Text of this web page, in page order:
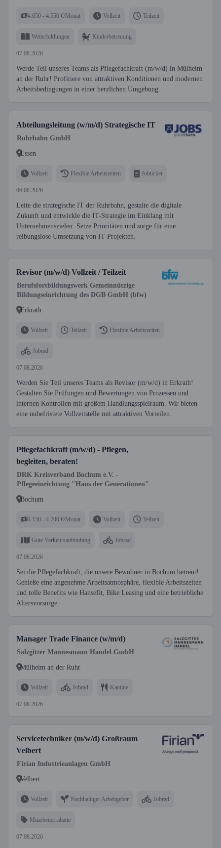
4.050 - 4.550 €/Monat Vollzeit Teilzeit
Weiterbildungen Kinderbetreuung
07.08.2026
Werde Teil unseres Teams als Pflegefachkraft (m/w/d) in Mülheim
an der Ruhr! Profitiere von attraktiven Konditionen und modernen
Arbeitsbedingungen in einer herzlichen Umgebung.
Abteilungsleitung (w/m/d) Strategische IT
Ruhrbahn GmbH
Essen
Vollzeit Flexible Arbeitszeiten Jobticket
06.08.2026
Leite die strategische IT der Ruhrbahn, gestalte die digitale
Zukunft und entwickle die IT-Strategie im Einklang mit
Unternehmenszielen. Setze Prioritäten und sorge für eine
reibungslose Umsetzung von IT-Projekten.
Revisor (m/w/d) Vollzeit / Teilzeit
Berufsfortbildungswerk Gemeinnützige
Bildungseinrichtung des DGB GmbH (bfw)
Erkrath
Vollzeit Teilzeit Flexible Arbeitszeiten
Jobrad
07.08.2026
Werden Sie Teil unseres Teams als Revisor (m/w/d) in Erkrath!
Gestalten Sie Prüfungen und Bewertungen von Prozessen und
internen Kontrollen mit großem Handlungsspielraum. Wir bieten
eine unbefristete Vollzeitstelle mit attraktiven Vorteilen.
Pflegefachkraft (m/w/d) - Pflegen,
begleiten, beraten!
DRK Kreisverband Bochum e.V. -
Pflegeeinrichtung "Haus der Generationen"
Bochum
4.150 - 4.700 €/Monat Vollzeit Teilzeit
Gute Verkehrsanbindung Jobrad
07.08.2026
Sei die Pflegefachkraft, die unsere Bewohner in Bochum betreut!
Genieße eine angenehme Arbeitsatmosphäre, flexible Arbeitszeiten
und tolle Benefits wie Hansefit, Bike Leasing und eine betriebliche
Altersvorsorge.
Manager Trade Finance (w/m/d)
Salzgitter Mannesmann Handel GmbH
Mülheim an der Ruhr
Vollzeit Jobrad Kantine
07.08.2026
Servicetechniker (m/w/d) Großraum
Velbert
Firian Industrieanlagen GmbH
Velbert
Vollzeit Nachhaltiger Arbeitgeber Jobrad
Mitarbeiterrabatte
07.08.2026